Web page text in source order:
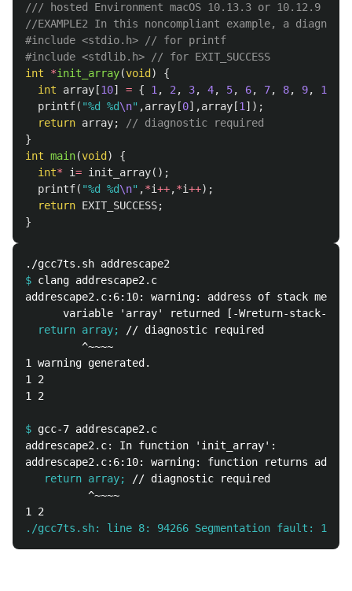
/// hosted Environment macOS 10.13.3 or 10.12.9
//EXAMPLE2 In this noncompliant example, a
#include <stdio.h> // for printf
#include <stdlib.h> // for EXIT_SUCCESS
int
*init_array(void )
{
int
array [10] = { 1 , 2 , 3, 4, 5, 6, 7, 8, 9, 10
printf( "%d %d\n" ,array [0],array [1 ]);
return array;
// diagnostic required
}
int main(void )
{
int* i= init_array();
printf( "%d %d\n" ,*i++,*i++);
return EXIT_SUCCESS;
}
$
addrescape2.c:6:10: warning: address of stack
  return array;
         ^~~~~
1 warning generated.
1 2
1 2
$
addrescape2.c: In function 'init_array':
   return array;
          ^~~~~
./gcc7ts.sh: line 8: 94266 Segmentation fault: 11